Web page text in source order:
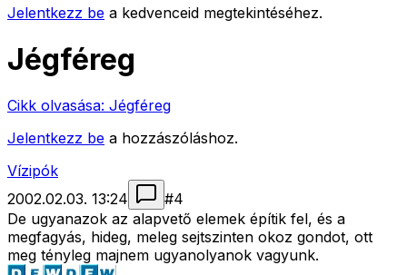
Jelentkezz be a kedvenceid megtekintéséhez.
Jégféreg
Cikk olvasása: Jégféreg
Jelentkezz be a hozzászóláshoz.
Vízipók
2002.02.03. 13:24
#4
De ugyanazok az alapvető elemek építik fel, és a
megfagyás, hideg, meleg sejtszinten okoz gondot, ott
meg tényleg majnem ugyanolyanok vagyunk.